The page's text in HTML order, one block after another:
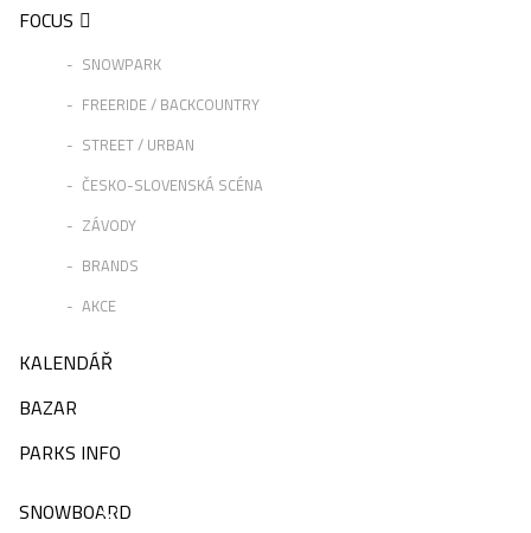
FOCUS
SNOWPARK
FREERIDE / BACKCOUNTRY
STREET / URBAN
ČESKO-SLOVENSKÁ SCÉNA
ZÁVODY
BRANDS
AKCE
KALENDÁŘ
BAZAR
PARKS INFO
SNOWBOARD